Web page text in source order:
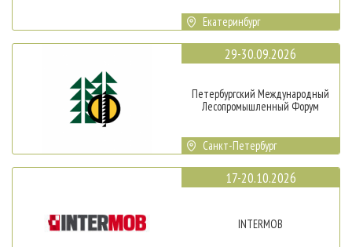
Екатеринбург
29-30.09.2026
Петербургский Международный
Лесопромышленный Форум
Санкт-Петербург
17-20.10.2026
INTERMOB